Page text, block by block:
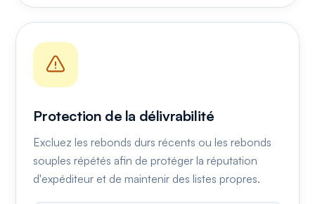
Protection de la délivrabilité
Excluez les rebonds durs récents ou les rebonds
souples répétés afin de protéger la réputation
d'expéditeur et de maintenir des listes propres.